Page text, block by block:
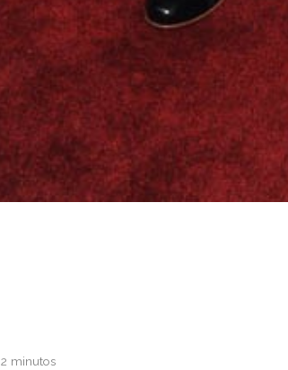
2 minutos